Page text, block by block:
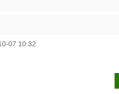
07 10:32